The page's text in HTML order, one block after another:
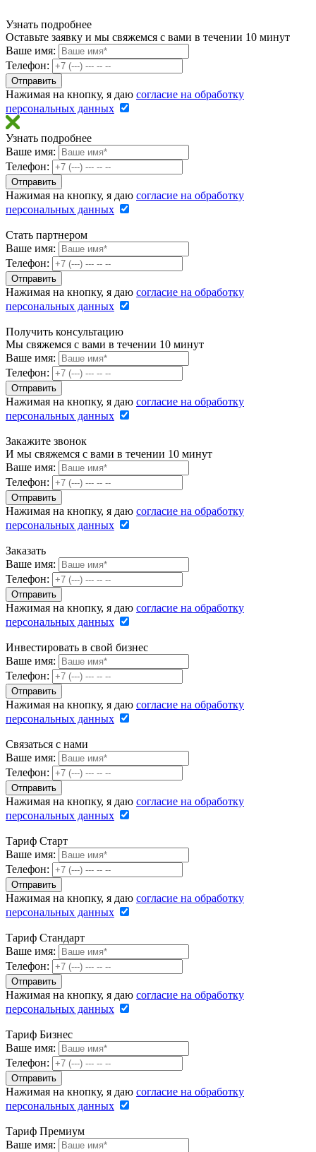
Узнать подробнее
Оставьте заявку и мы свяжемся с вами в течении 10 минут
Ваше имя:
Телефон:
Нажимая на кнопку, я даю согласие на обработку
персональных данных
Узнать подробнее
Ваше имя:
Телефон:
Нажимая на кнопку, я даю согласие на обработку
персональных данных
Стать партнером
Ваше имя:
Телефон:
Нажимая на кнопку, я даю согласие на обработку
персональных данных
Получить консультацию
Мы свяжемся с вами в течении 10 минут
Ваше имя:
Телефон:
Нажимая на кнопку, я даю согласие на обработку
персональных данных
Закажите звонок
И мы свяжемся с вами в течении 10 минут
Ваше имя:
Телефон:
Нажимая на кнопку, я даю согласие на обработку
персональных данных
Заказать
Ваше имя:
Телефон:
Нажимая на кнопку, я даю согласие на обработку
персональных данных
Инвестировать в свой бизнес
Ваше имя:
Телефон:
Нажимая на кнопку, я даю согласие на обработку
персональных данных
Связаться с нами
Ваше имя:
Телефон:
Нажимая на кнопку, я даю согласие на обработку
персональных данных
Тариф Старт
Ваше имя:
Телефон:
Нажимая на кнопку, я даю согласие на обработку
персональных данных
Тариф Стандарт
Ваше имя:
Телефон:
Нажимая на кнопку, я даю согласие на обработку
персональных данных
Тариф Бизнес
Ваше имя:
Телефон:
Нажимая на кнопку, я даю согласие на обработку
персональных данных
Тариф Премиум
Ваше имя: